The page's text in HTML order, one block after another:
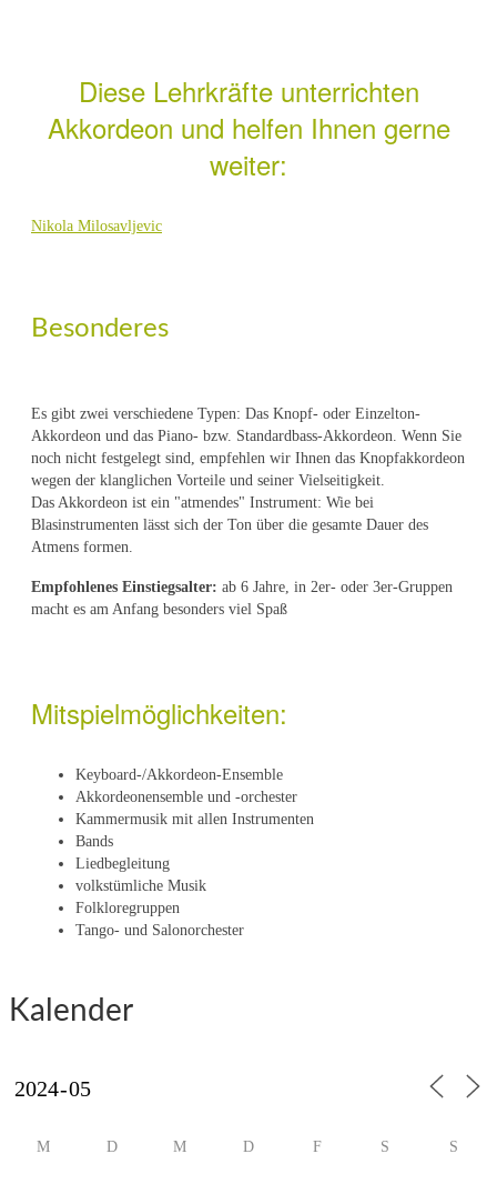
Diese Lehrkräfte unterrichten
Akkordeon und helfen Ihnen gerne
weiter:
Nikola Milosavljevic
Besonderes
Es gibt zwei verschiedene Typen: Das Knopf- oder Einzelton-
Akkordeon und das Piano- bzw. Standardbass-Akkordeon. Wenn Sie
noch nicht festgelegt sind, empfehlen wir Ihnen das Knopfakkordeon
wegen der klanglichen Vorteile und seiner Vielseitigkeit.
Das Akkordeon ist ein "atmendes" Instrument: Wie bei
Blasinstrumenten lässt sich der Ton über die gesamte Dauer des
Atmens formen.
Empfohlenes Einstiegsalter: ab 6 Jahre, in 2er- oder 3er-Gruppen
macht es am Anfang besonders viel Spaß
Mitspielmöglichkeiten:
Keyboard-/Akkordeon-Ensemble
Akkordeonensemble und -orchester
Kammermusik mit allen Instrumenten
Bands
Liedbegleitung
volkstümliche Musik
Folkloregruppen
Tango- und Salonorchester
Kalender
M D M D F S S